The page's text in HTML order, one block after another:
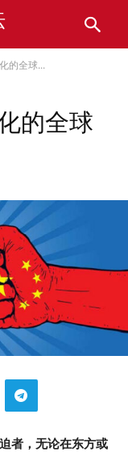
的全球...
的全球
者，无论在东方或